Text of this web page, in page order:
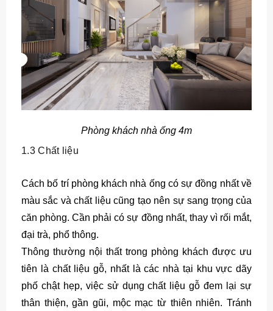
Phòng khách nhà ống 4m
1.3 Chất liệu
Cách bố trí phòng khách nhà ống có sự đồng nhất về
màu sắc và chất liệu cũng tạo nên sự sang trọng của
căn phòng. Cần phải có sự đồng nhất, thay vì rối mắt,
đại trà, phổ thông.
Thông thường nội thất trong phòng khách được ưu
tiên là chất liệu gỗ, nhất là các nhà tại khu vực dãy
phố chật hẹp, việc sử dụng chất liệu gỗ đem lại sự
thân thiện, gần gũi, mộc mạc từ thiên nhiên. Tránh